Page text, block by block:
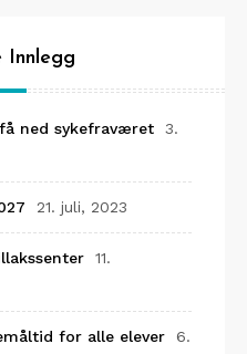
Innlegg
ned sykefraværet
3.
21. juli, 2023
11.
for alle elever
6.